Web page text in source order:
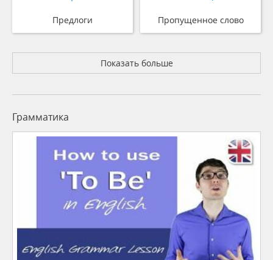
Предлоги Пропущенное слово
Показать больше
Грамматика